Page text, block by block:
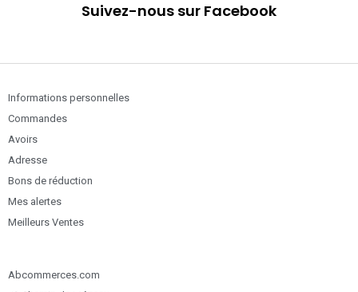
Suivez-nous sur Facebook
Informations personnelles
Commandes
Avoirs
Adresse
Bons de réduction
Mes alertes
Meilleurs Ventes
Abcommerces.com